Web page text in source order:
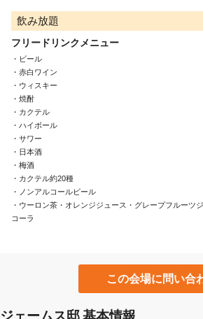
飲み放題
フリードリンクメニュー
・ビール
・赤白ワイン
・ウィスキー
・焼酎
・カクテル
・ハイボール
・サワー
・日本酒
・梅酒
・カクテル約20種
・ノンアルコールビール
・ウーロン茶・オレンジジュース・グレープフルーツ
コーラ
この会場に問い合
ジェームス邸 基本情報